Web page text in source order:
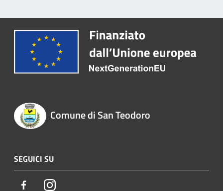
Comune di San Teodoro
SEGUICI SU
FacebookInstagram